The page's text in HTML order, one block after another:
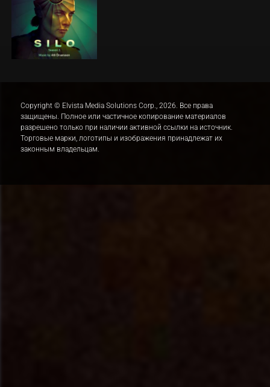
Copyright © Elvista Media Solutions Corp., 2026. Все права
защищены. Полное или частичное копирование материалов
разрешено только при наличии активной ссылки на источник.
Торговые марки, логотипы и изображения принадлежат их
законным владельцам.